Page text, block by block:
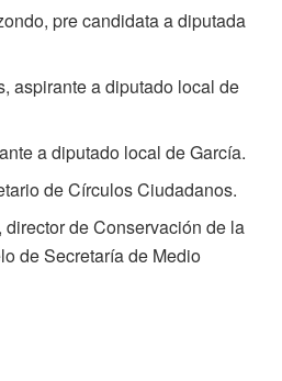
pre candidata a diputada
aspirante a diputado local de
a diputado local de García.
de Círculos Ciudadanos.
de Conservación de la
de Secretaría de Medio